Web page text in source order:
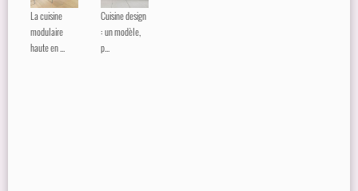
La cuisine
modulaire
haute en ...
Cuisine design
: un modèle,
p...